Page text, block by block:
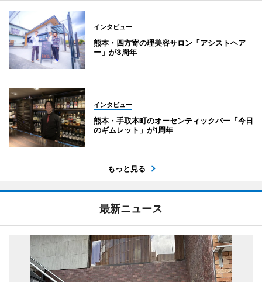
インタビュー
熊本・四方寄の理美容サロン「アシストヘア
ー」が3周年
インタビュー
熊本・手取本町のオーセンティックバー「今日
のギムレット」が1周年
もっと見る
最新ニュース